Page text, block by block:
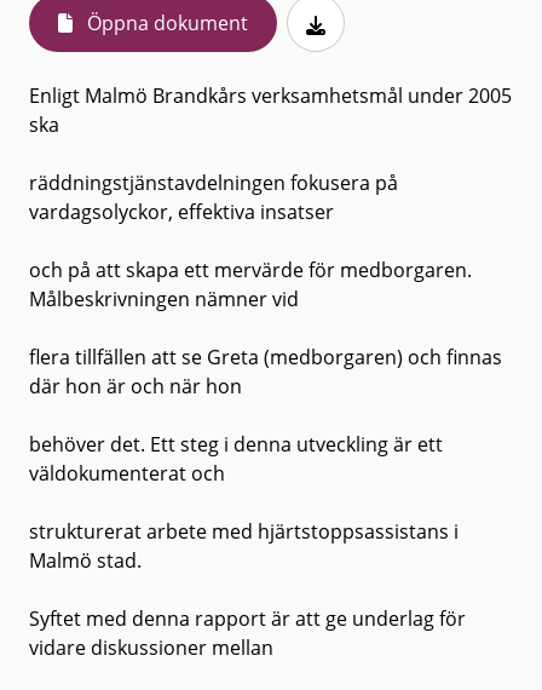
Öppna dokument
Enligt Malmö Brandkårs verksamhetsmål under 2005
ska
räddningstjänstavdelningen fokusera på
vardagsolyckor, effektiva insatser
och på att skapa ett mervärde för medborgaren.
Målbeskrivningen nämner vid
flera tillfällen att se Greta (medborgaren) och finnas
där hon är och när hon
behöver det. Ett steg i denna utveckling är ett
väldokumenterat och
strukturerat arbete med hjärtstoppsassistans i
Malmö stad.
Syftet med denna rapport är att ge underlag för
vidare diskussioner mellan